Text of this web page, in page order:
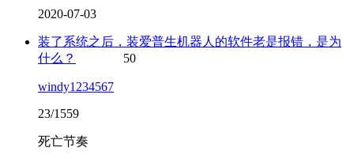
2020-07-03
装了系统之后，装爱普生机器人的软件老是报错，是为
什么？
50
windy1234567
23/1559
死亡节奏